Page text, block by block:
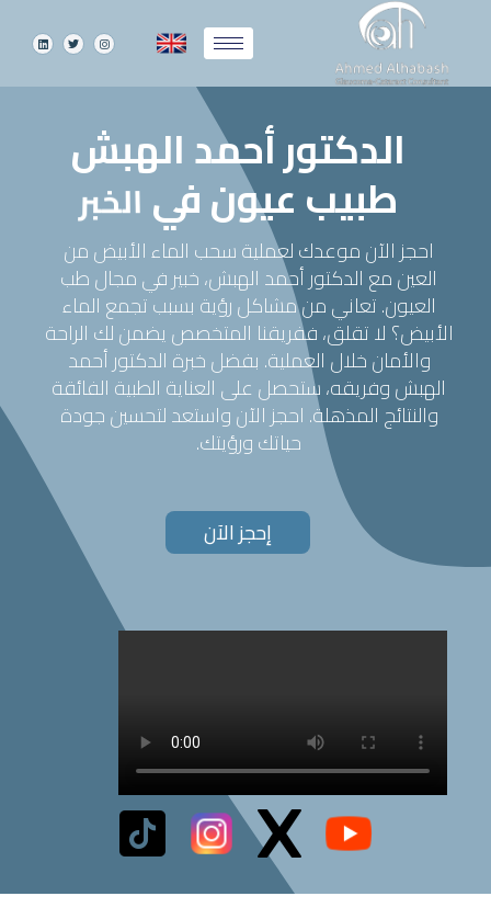
الدكتور أحمد الهبش
طبيب عيون في الخبر
احجز الآن موعدك لعملية سحب الماء الأبيض من
العين مع الدكتور أحمد الهبش، خبير في مجال طب
العيون. تعاني من مشاكل رؤية بسبب تجمع الماء
الأبيض؟ لا تقلق، ففريقنا المتخصص يضمن لك الراحة
والأمان خلال العملية. بفضل خبرة الدكتور أحمد
الهبش وفريقه، ستحصل على العناية الطبية الفائقة
والنتائج المذهلة. احجز الآن واستعد لتحسين جودة
حياتك ورؤيتك.
إحجز الآن